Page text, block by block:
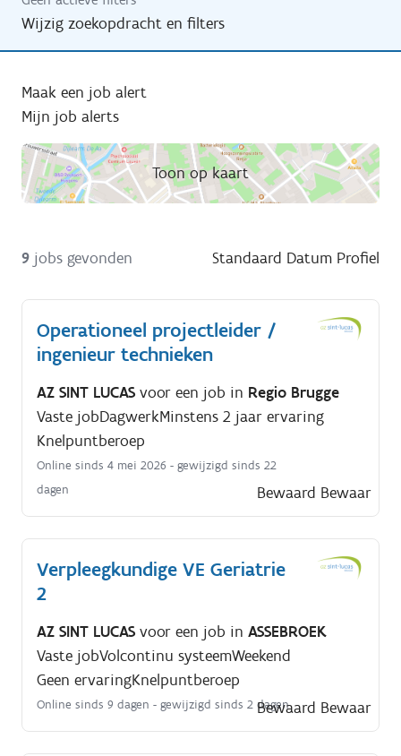
Wijzig zoekopdracht en filters
Maak een job alert
Mijn job alerts
Toon op kaart
9 jobs gevonden Standaard Datum Profiel
Operationeel projectleider /
ingenieur technieken
AZ SINT LUCAS voor een job in Regio Brugge
Vaste jobDagwerkMinstens 2 jaar ervaring
Knelpuntberoep
Online sinds 4 mei 2026 - gewijzigd sinds 22
dagen
Bewaard Bewaar
Verpleegkundige VE Geriatrie
2
AZ SINT LUCAS voor een job in ASSEBROEK
Vaste jobVolcontinu systeemWeekend
Geen ervaringKnelpuntberoep
Online sinds 9 dagen - gewijzigd sinds 2 dagen
Bewaard Bewaar